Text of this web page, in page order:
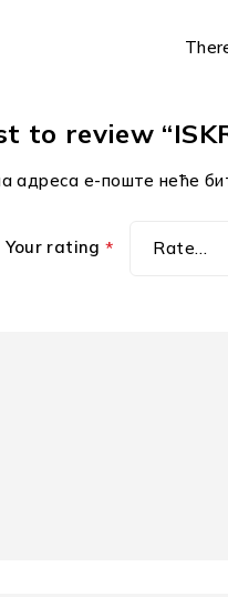
to review
адреса е-поште неће
Your rating*